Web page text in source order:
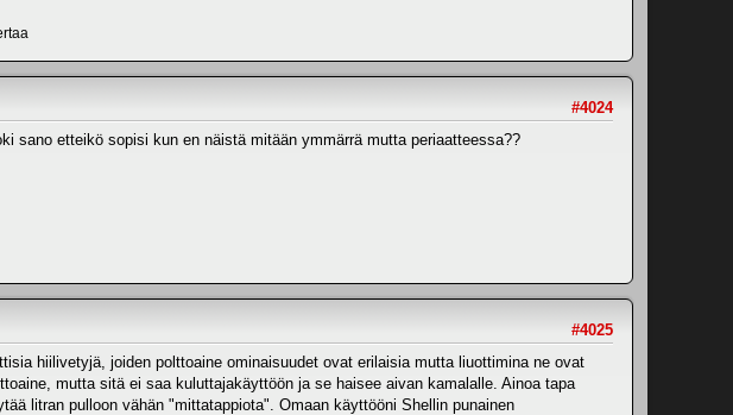
#4024
sano etteikö sopisi kun en näistä mitään ymmärrä mutta periaatteessa??
#4025
hiilivetyjä, joiden polttoaine ominaisuudet ovat erilaisia mutta liuottimina ne ovat
mutta sitä ei saa kuluttajakäyttöön ja se haisee aivan kamalalle. Ainoa tapa
litran pulloon vähän "mittatappiota". Omaan käyttööni Shellin punainen